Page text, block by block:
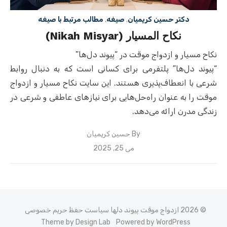
دکتر حسین کریمیان, صیغه, مطالب مرتبط با صیغه
نکاح المسیار (Nikah Misyar)
نکاح مسیار و ازدواج موقت در “پیوند دل‌ها”
“پیوند دل‌ها” پلتفرمی برای کسانی است که به دنبال روابط
شرعی با انعطاف‌پذیری هستند. این سایت نکاح مسیار و ازدواج
موقت را به عنوان راه‌حل‌هایی برای نیازهای عاطفی و شرعی در
زندگی مدرن ارائه می‌دهد.
By حسین کریمیان
Posted
می 25, 2025
© 2026 ازدواج موقت پیوند دلها
سیاست حفظ حریم خصوصی
Powered by WordPress
Theme by Design Lab